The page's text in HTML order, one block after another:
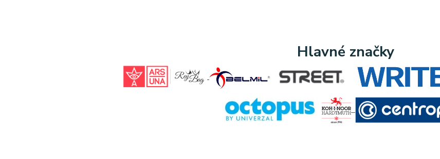
Hlavné značky